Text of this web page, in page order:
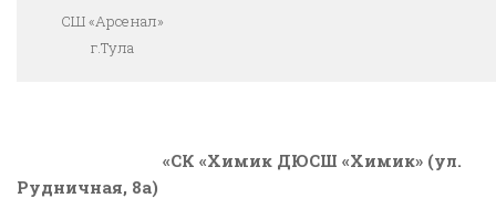
СШ «Арсенал»
г.Тула
«СК «Химик ДЮСШ «Химик» (ул.
Рудничная, 8а)